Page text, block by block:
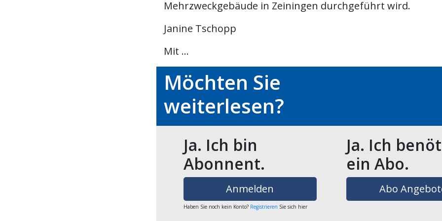
Mehrzweckgebäude in Zeiningen durchgeführt wird.
Janine Tschopp
Mit ...
Möchten Sie
weiterlesen?
Ja. Ich bin
Abonnent.
Anmelden
Haben Sie noch kein Konto?Registrieren Sie sich hier
Ja. Ich
ein Abo.
Abo